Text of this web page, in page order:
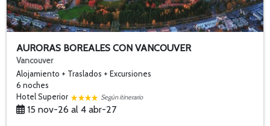
AURORAS BOREALES CON VANCOUVER
Vancouver
Alojamiento + Traslados + Excursiones
6 noches
Hotel Superior
Según itinerario
15 nov-26 al 4 abr-27